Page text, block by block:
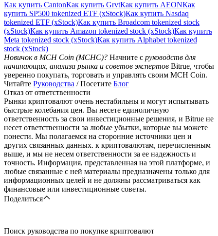
Как купить CantonКак купить GrvtКак купить AEONКак
купить SP500 tokenized ETF (xStock)Как купить Nasdaq
tokenized ETF (xStock)Как купить Broadcom tokenized stock
(xStock)Как купить Amazon tokenized stock (xStock)Как купить
Meta tokenized stock (xStock)Как купить Alphabet tokenized
stock (xStock)
Новичок в MCH Coin (MCHC)? Начните с руководств для
начинающих, анализа рынка и советов экспертов Bitrue, чтобы
уверенно покупать, торговать и управлять своим MCH Coin.
Читайте Руководства / Посетите Блог
Отказ от ответственности
Рынки криптовалют очень нестабильны и могут испытывать
быстрые колебания цен. Вы несете единоличную
ответственность за свои инвестиционные решения, и Bitrue не
несет ответственности за любые убытки, которые вы можете
понести. Мы полагаемся на сторонние источники цен и
других связанных данных. к криптовалютам, перечисленным
выше, и мы не несем ответственности за ее надежность и
точность. Информация, представленная на этой платформе, и
любые связанные с ней материалы предназначены только для
информационных целей и не должны рассматриваться как
финансовые или инвестиционные советы.
Поделиться
Поиск руководства по покупке криптовалют